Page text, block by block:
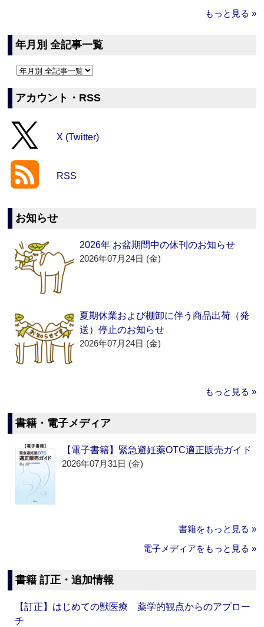
もっと見る »
年月別 全記事一覧
アカウント・RSS
X (Twitter)
RSS
お知らせ
2026年 お盆期間中の休刊のお知らせ
2026年07月24日 (金)
夏期休業および棚卸に伴う商品出荷（発
送）停止のお知らせ
2026年07月24日 (金)
もっと見る »
書籍・電子メディア
【電子書籍】緊急避妊薬OTC適正販売ガイド
2026年07月31日 (金)
書籍をもっと見る »
電子メディアをもっと見る »
書籍 訂正・追加情報
【訂正】はじめての獣医療 薬学的観点からのアプロー
チ